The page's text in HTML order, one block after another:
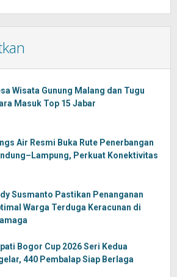
Wisata Gunung Malang dan Tugu
Masuk Top 15 Jabar
Air Resmi Buka Rute Penerbangan
Perkuat Konektivitas
Susmanto Pastikan Penanganan
Warga Terduga Keracunan di
Bogor Cup 2026 Seri Kedua
440 Pembalap Siap Berlaga